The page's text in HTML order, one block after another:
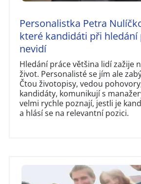
Personalistka Petra
které kandidáti při hledání
nevidí
Hledání práce většina lidí zažije
život. Personalisté se jím ale
Čtou životopisy, vedou
kandidáty, komunikují s
velmi rychle poznají, jestli je
a hlásí se na relevantní pozici.